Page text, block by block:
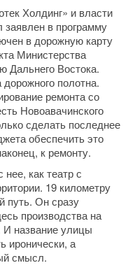
Холдинг» и власти
в программу
в дорожную карту
Министерства
Дальнего Востока.
полотна.
ремонта со
Новоавачинского
сделать последнее
обеспечить это
к ремонту.
как театр с
19 километру
путь. Он сразу
производства на
название улицы
иронически, а
смысл.